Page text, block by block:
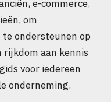
e-commerce,
om
ondersteunen op
rijkdom aan kennis
voor iedereen
onderneming.